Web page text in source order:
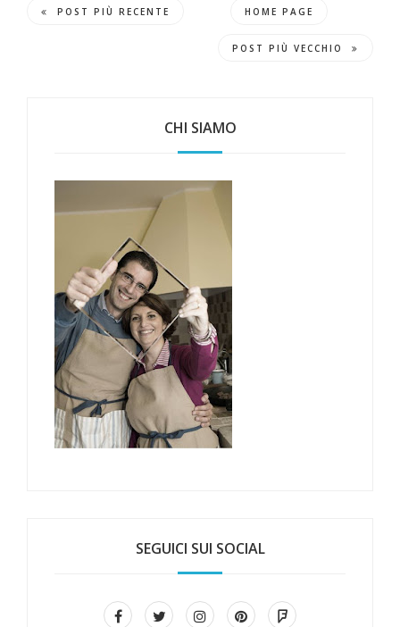
POST PIÙ RECENTE HOME PAGE
POST PIÙ VECCHIO
CHI SIAMO
SEGUICI SUI SOCIAL